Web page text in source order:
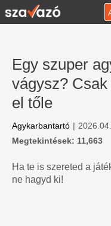
Egy szuper
vágysz?
el tőle
Agykarbantartó |
Megtekintések: 11,663
Ha te is szereted a
ne hagyd ki!